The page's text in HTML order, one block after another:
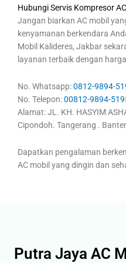
Hubungi Servis Kompresor
Jangan biarkan AC mobil
kenyamanan berkendara
Mobil Kalideres, Jakbar
layanan terbaik dengan
No. Whatsapp:0812-9894-
No. Telepon:00812-9894-
Alamat: JL. KH. HASYIM
Cipondoh. Tangerang .
Dapatkan pengalaman
AC mobil yang dingin dan
Putra Jaya AC